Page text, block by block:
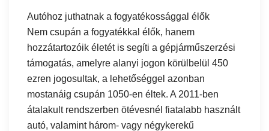
Autóhoz juthatnak a fogyatékossággal élők
Nem csupán a fogyatékkal élők, hanem
hozzátartozóik életét is segíti a gépjárműszerzési
támogatás, amelyre alanyi jogon körülbelül 450
ezren jogosultak, a lehetőséggel azonban
mostanáig csupán 1050-en éltek. A 2011-ben
átalakult rendszerben ötévesnél fiatalabb használt
autó, valamint három- vagy négykerekű